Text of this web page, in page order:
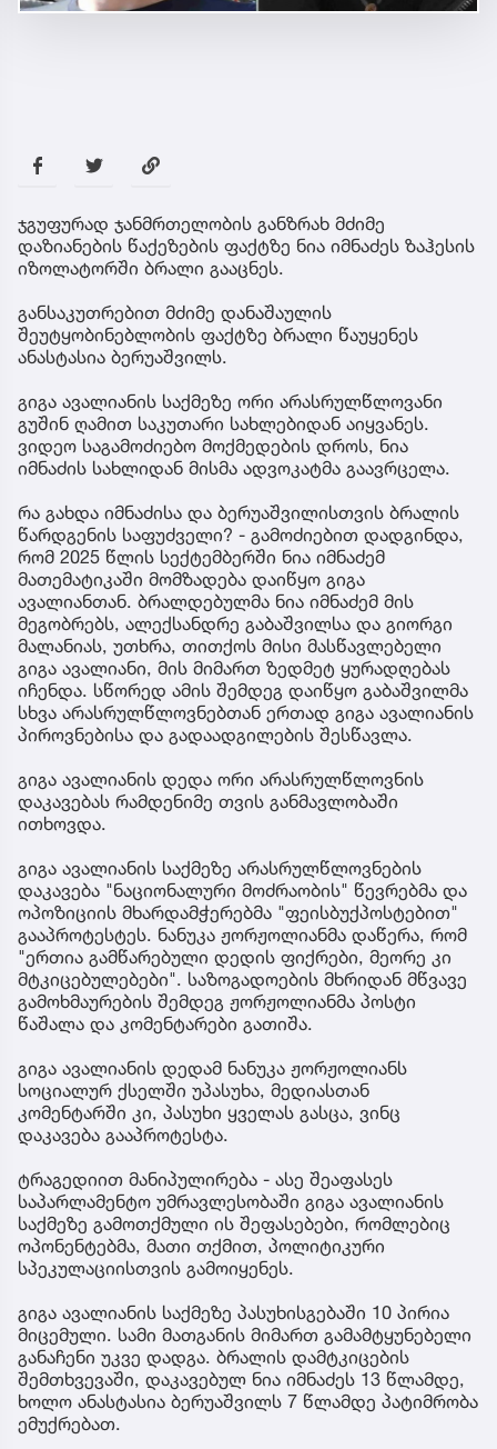
ჯგუფურად ჯანმრთელობის განზრახ მძიმე
დაზიანების წაქეზების ფაქტზე ნია იმნაძეს ზაჰესის
იზოლატორში ბრალი გააცნეს.
განსაკუთრებით მძიმე დანაშაულის
შეუტყობინებლობის ფაქტზე ბრალი წაუყენეს
ანასტასია ბერუაშვილს.
გიგა ავალიანის საქმეზე ორი არასრულწლოვანი
გუშინ ღამით საკუთარი სახლებიდან აიყვანეს.
ვიდეო საგამოძიებო მოქმედების დროს, ნია
იმნაძის სახლიდან მისმა ადვოკატმა გაავრცელა.
რა გახდა იმნაძისა და ბერუაშვილისთვის ბრალის
წარდგენის საფუძველი? - გამოძიებით დადგინდა,
რომ 2025 წლის სექტემბერში ნია იმნაძემ
მათემატიკაში მომზადება დაიწყო გიგა
ავალიანთან. ბრალდებულმა ნია იმნაძემ მის
მეგობრებს, ალექსანდრე გაბაშვილსა და გიორგი
მალანიას, უთხრა, თითქოს მისი მასწავლებელი
გიგა ავალიანი, მის მიმართ ზედმეტ ყურადღებას
იჩენდა. სწორედ ამის შემდეგ დაიწყო გაბაშვილმა
სხვა არასრულწლოვნებთან ერთად გიგა ავალიანის
პიროვნებისა და გადაადგილების შესწავლა.
გიგა ავალიანის დედა ორი არასრულწლოვნის
დაკავებას რამდენიმე თვის განმავლობაში
ითხოვდა.
გიგა ავალიანის საქმეზე არასრულწლოვნების
დაკავება "ნაციონალური მოძრაობის" წევრებმა და
ოპოზიციის მხარდამჭერებმა "ფეისბუქპოსტებით"
გააპროტესტეს. ნანუკა ჟორჟოლიანმა დაწერა, რომ
"ერთია გამწარებული დედის ფიქრები, მეორე კი
მტკიცებულებები". საზოგადოების მხრიდან მწვავე
გამოხმაურების შემდეგ ჟორჟოლიანმა პოსტი
წაშალა და კომენტარები გათიშა.
გიგა ავალიანის დედამ ნანუკა ჟორჟოლიანს
სოციალურ ქსელში უპასუხა, მედიასთან
კომენტარში კი, პასუხი ყველას გასცა, ვინც
დაკავება გააპროტესტა.
ტრაგედიით მანიპულირება - ასე შეაფასეს
საპარლამენტო უმრავლესობაში გიგა ავალიანის
საქმეზე გამოთქმული ის შეფასებები, რომლებიც
ოპონენტებმა, მათი თქმით, პოლიტიკური
სპეკულაციისთვის გამოიყენეს.
გიგა ავალიანის საქმეზე პასუხისგებაში 10 პირია
მიცემული. სამი მათგანის მიმართ გამამტყუნებელი
განაჩენი უკვე დადგა. ბრალის დამტკიცების
შემთხვევაში, დაკავებულ ნია იმნაძეს 13 წლამდე,
ხოლო ანასტასია ბერუაშვილს 7 წლამდე პატიმრობა
ემუქრებათ.